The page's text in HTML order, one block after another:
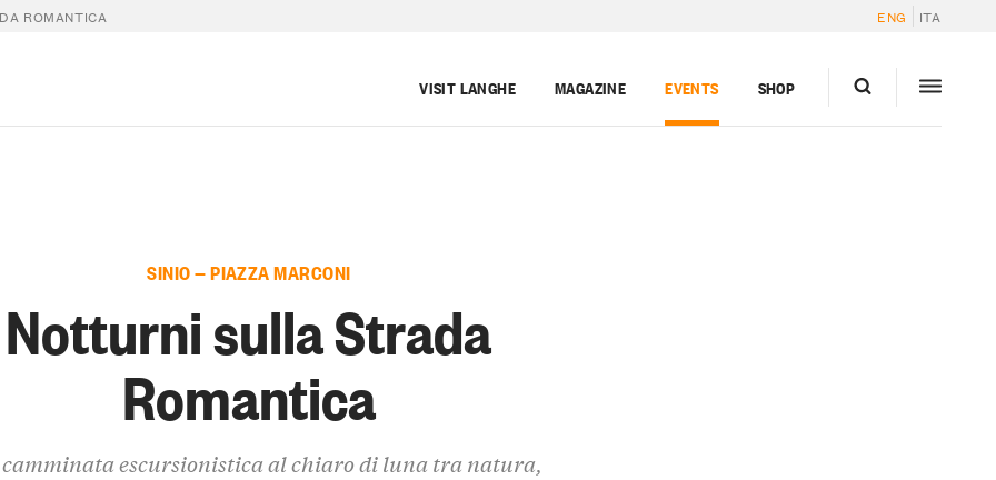
ROMANTICA ENG ITA
VISIT LANGHE MAGAZINE EVENTS SHOP
SINIO — PIAZZA MARCONI
Notturni sulla Strada
Romantica
escursionistica al chiaro di luna tra natura,